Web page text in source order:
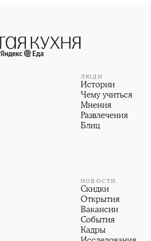
ЛЮДИ
Истории
Чему учиться
Мнения
Развлечения
Блиц
НОВОСТИ
Скидки
Открытия
Вакансии
События
Кадры